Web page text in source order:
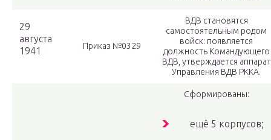
29
августа
1941
Приказ №0329
ВДВ становятся
самостоятельным родом
войск: появляется
должность Командующего
ВДВ, утверждается аппарат
Управления ВДВ РККА.
Сформированы:
ещё 5 корпусов;